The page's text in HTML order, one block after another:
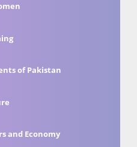
of Pakistan
and Economy